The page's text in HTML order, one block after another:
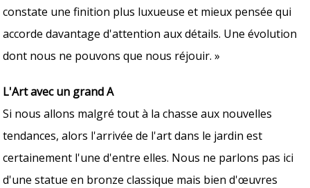
constate une finition plus luxueuse et mieux pensée qui
accorde davantage d'attention aux détails. Une évolution
dont nous ne pouvons que nous réjouir. »
L'Art avec un grand A
Si nous allons malgré tout à la chasse aux nouvelles
tendances, alors l'arrivée de l'art dans le jardin est
certainement l'une d'entre elles. Nous ne parlons pas ici
d'une statue en bronze classique mais bien d'œuvres